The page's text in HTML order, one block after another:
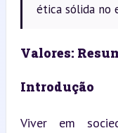
ética sólida no
Valores:
Introdução
Viver em